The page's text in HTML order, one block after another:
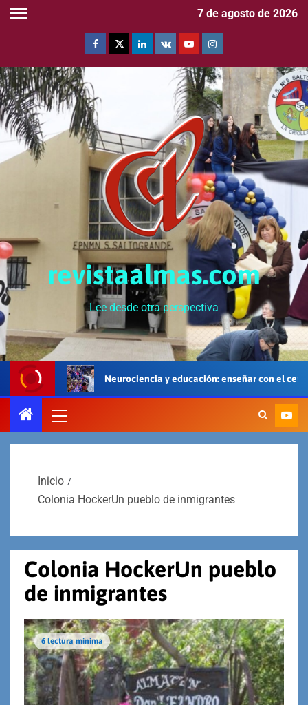
7 de agosto de 2026
revistaalmas.com
Lee desde otra perspectiva
Neurociencia y educación: enseñar con el cerebro, el cuerpo y
Inicio
Colonia HockerUn pueblo de inmigrantes
Colonia HockerUn pueblo
de inmigrantes
6 lectura mínima